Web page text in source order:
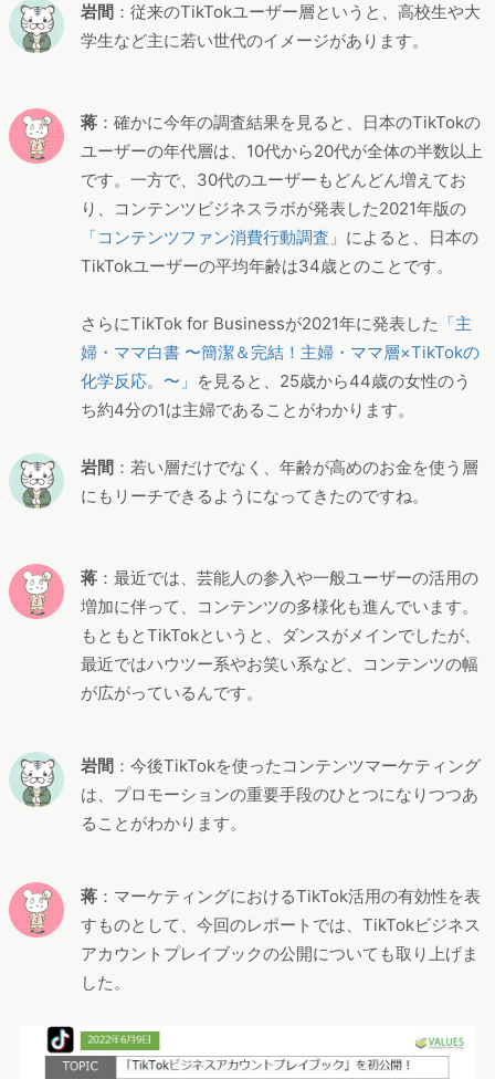
岩間 ：従来のTikTokユーザー層というと、高校生や大
学生など主に若い世代のイメージがあります。
蒋 ：確かに今年の調査結果を見ると、日本のTikTokの
ユーザーの年代層は、10代から20代が全体の半数以上
です。一方で、30代のユーザーもどんどん増えてお
り、コンテンツビジネスラボが発表した2021年版の
「コンテンツファン消費行動調査」 によると、日本の
TikTokユーザーの平均年齢は34歳とのことです。
さらにTikTok for Businessが2021年に発表した 「主
婦・ママ白書 〜簡潔＆完結！主婦・ママ層×TikTokの
化学反応。〜」 を見ると、25歳から44歳の女性のう
ち約4分の1は主婦であることがわかります。
岩間 ：若い層だけでなく、年齢が高めのお金を使う層
にもリーチできるようになってきたのですね。
蒋 ：最近では、芸能人の参入や一般ユーザーの活用の
増加に伴って、コンテンツの多様化も進んでいます。
もともとTikTokというと、ダンスがメインでしたが、
最近ではハウツー系やお笑い系など、コンテンツの幅
が広がっているんです。
岩間 ：今後TikTokを使ったコンテンツマーケティング
は、プロモーションの重要手段のひとつになりつつあ
ることがわかります。
蒋 ：マーケティングにおけるTikTok活用の有効性を表
すものとして、今回のレポートでは、TikTokビジネス
アカウントプレイブックの公開についても取り上げま
した。